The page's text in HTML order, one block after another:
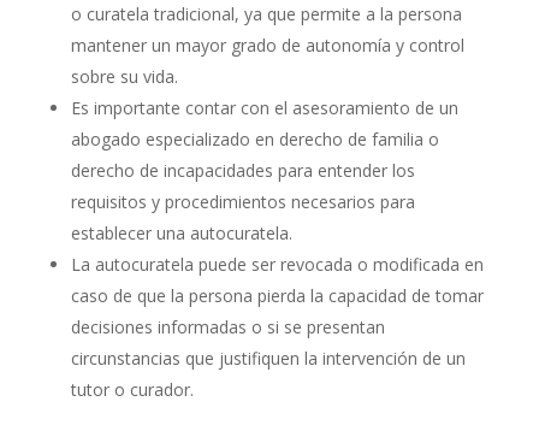
o curatela tradicional, ya que permite a la persona
mantener un mayor grado de autonomía y control
sobre su vida.
Es importante contar con el asesoramiento de un
abogado especializado en derecho de familia o
derecho de incapacidades para entender los
requisitos y procedimientos necesarios para
establecer una autocuratela.
La autocuratela puede ser revocada o modificada en
caso de que la persona pierda la capacidad de tomar
decisiones informadas o si se presentan
circunstancias que justifiquen la intervención de un
tutor o curador.